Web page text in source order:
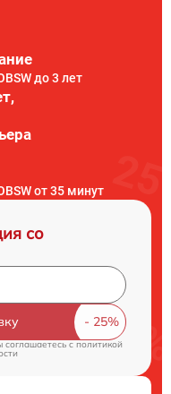
до 3 лет
от 35 минут
со
соглашаетесь cполитикой